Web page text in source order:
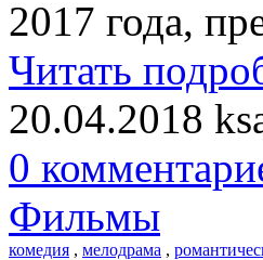
2017 года,
Читать
20.04.2018
0
Фильмы
комедия , мелодрама ,